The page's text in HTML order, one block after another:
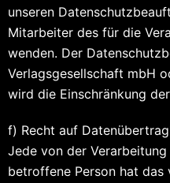
unseren
Mitarbeiter des für die
wenden. Der
Verlagsgesellschaft mbH
wird die Einschränkung
f) Recht auf
Jede von der
betroffene Person hat das